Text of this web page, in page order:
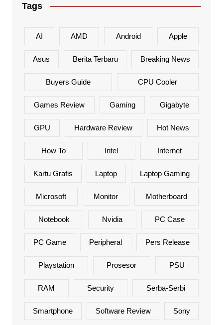
Tags
AI AMD Android Apple
Asus Berita Terbaru Breaking News
Buyers Guide CPU Cooler
Games Review Gaming Gigabyte
GPU Hardware Review Hot News
How To Intel Internet
Kartu Grafis Laptop Laptop Gaming
Microsoft Monitor Motherboard
Notebook Nvidia PC Case
PC Game Peripheral Pers Release
Playstation Prosesor PSU
RAM Security Serba-Serbi
Smartphone Software Review Sony